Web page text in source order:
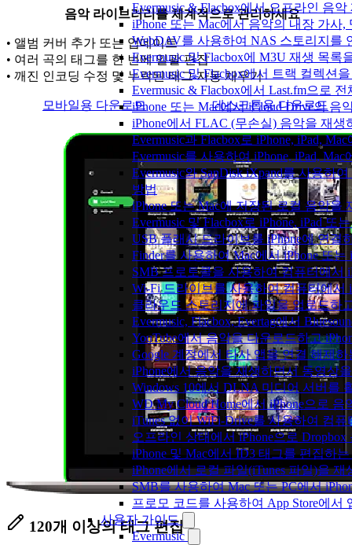
Evermusic & Flacbox에서 오프라인 음
iPhone 또는 Mac에서 음악의 내장 가사
WebDAV를 사용하여 NAS 스토리지를
Evermusic 및 Flacbox에 M3U 재생 목록
Evermusic 및 Flacbox에서 트랙 컬렉션
Evermusic & Flacbox에서 Last.fm으로
iPhone 또는 Mac에서 iCloud Drive의 음
iPhone에서 FLAC (무손실) 음악을 재생
Evermusic과 Flacbox로 iPhone, iPad,
Evermusic를 사용하여 iPhone, iPad,
Evermusic와 SanDisk iXpand를 사용하
방법
iPhone 또는 Mac에 저장된 로컬 음악을
Evermusic 및 Flacbox로 iPhone, iPad
USB 플래시 드라이브를 iPhone에 연
Finder를 사용하여 Mac에서 iPhone 또
SMB 프로토콜을 사용하여 컴퓨터에서
Wi-Fi 드라이브를 사용하여 컴퓨터에서
클라우드 스토리지에 파일을 업로드하
Evermusic, Flacbox, Evertag에서
YouTube에서 음악을 다운로드하고
Google 계정에서 타사 앱을 연결 해제하
iPhone에서 음악을 재생하면서 동영상
Windows 10에서 DLNA 미디어 서버를
WD My Cloud Home에서 iPhone으로
iTunes 없이 WiFi-Drive를 사용하여 컴
오프라인 상태에서 iPhone으로
iPhone 및 Mac에서 ID3 태그를 편집하
iPhone에서 로컬 파일(iTunes 파일)을 재
SMB를 사용하여 Mac 또는 PC에서
프로모 코드를 사용하여 App Store에
사용자 가이드
Evermusic
음악 라이브러리를 체계적으로 관리하세요
• 앨범 커버 추가 또는 업데이트
• 여러 곡의 태그를 한 번에 일괄 편집
• 깨진 인코딩 수정 및 누락된 태그 자동 채우기
모바일용 다운로드 데스크톱용 다운로드
120개 이상의 태그 편집